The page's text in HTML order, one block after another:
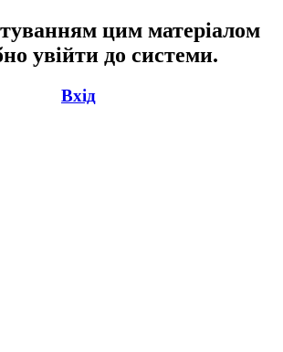
цим матеріалом
увійти до системи.
Вхід